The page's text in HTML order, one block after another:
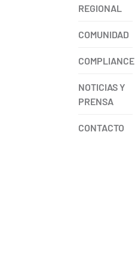
REGIONAL
COMUNIDAD
COMPLIANCE
NOTICIAS Y
PRENSA
CONTACTO